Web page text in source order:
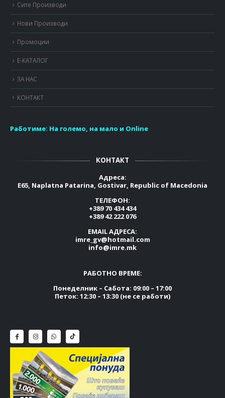
Сите Производи
Нови Производи
Промоции
Е-КАТАЛОГ
ЗА НАС
КОНТАКТ
Работиме: На големо, на мало и Online
КОНТАКТ
Адреса:
E65, Naplatna Patarina, Gostivar, Republic of Macedonia
ТЕЛЕФОН:
+389 70 434 434
+389 42 222 076
EMAIL АДРЕСА:
imre_gv@hotmail.com
info@imre.mk
РАБОТНО ВРЕМЕ:
Понеделник – Сабота: 09:00 – 17:00
Петок: 12:30 – 13:30 (не се работи)